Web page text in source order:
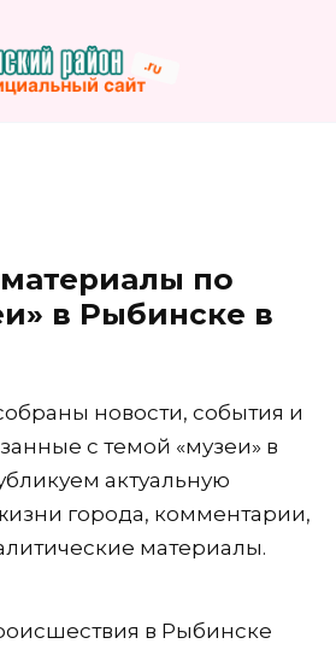
по
в Рыбинске в
новости, события и
с темой «музеи» в
актуальную
города, комментарии,
материалы.
в Рыбинске